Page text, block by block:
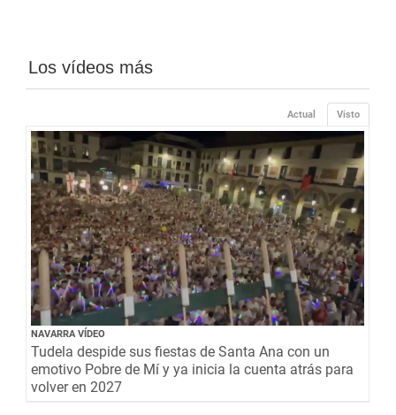
Los vídeos más
Visto
Actual
NAVARRA VÍDEO
Tudela despide sus fiestas de Santa Ana con un
emotivo Pobre de Mí y ya inicia la cuenta atrás para
volver en 2027